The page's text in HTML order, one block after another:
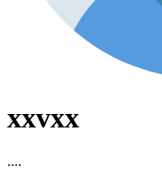
xxvxx
....